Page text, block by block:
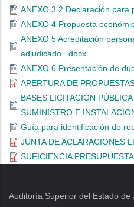
ANEXO 3.2 Declaración para
ANEXO 4 Propuesta
ANEXO 5 Acreditación
adjudicado_.docx
ANEXO 6 Presentación de
APERTURA DE
BASES LICITACIÓN
SUMINISTRO E
Guía para identificación de
JUNTA DE ACLARACIONES
SUFICIENCIA
Auditoría Superior del Estado de